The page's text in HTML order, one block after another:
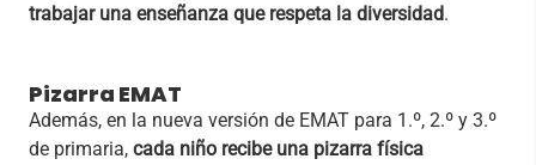
trabajar una enseñanza que respeta la diversidad.
Pizarra EMAT
Además, en la nueva versión de EMAT para 1.º, 2.º y 3.º
de primaria, cada niño recibe una pizarra física